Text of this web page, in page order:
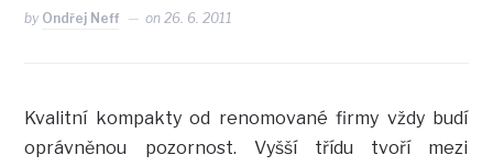
by Ondřej Neff on26. 6. 2011
Kvalitní kompakty od renomované firmy vždy budí
oprávněnou pozornost. Vyšší třídu tvoří mezi